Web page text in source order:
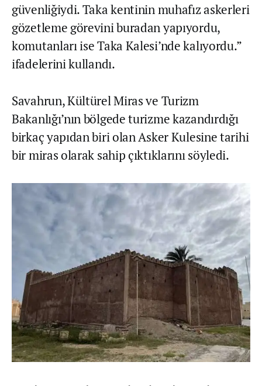
güvenliğiydi. Taka kentinin muhafız askerleri
gözetleme görevini buradan yapıyordu,
komutanları ise Taka Kalesi’nde kalıyordu.”
ifadelerini kullandı.
Savahrun, Kültürel Miras ve Turizm
Bakanlığı’nın bölgede turizme kazandırdığı
birkaç yapıdan biri olan Asker Kulesine tarihi
bir miras olarak sahip çıktıklarını söyledi.